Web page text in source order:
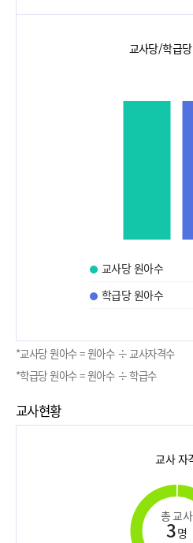
교사당/학급
교사당 원아수
학급당 원아수
*교사당 원아수 = 원아수 ÷ 교사자격수
*학급당 원아수 = 원아수 ÷ 학급수
교사현황
교사 자
총 교사
3명